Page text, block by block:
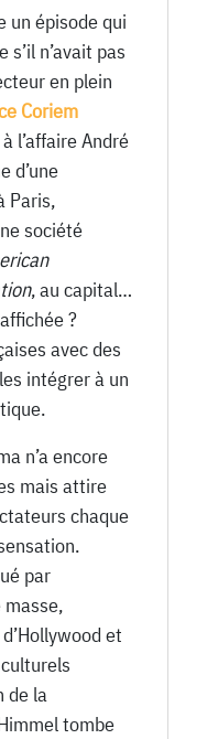
épisode qui
n’avait pas
en plein
Coriem
l’affaire André
d’une
Paris,
société
, au capital…
?
avec des
intégrer à un
n’a encore
mais attire
chaque
par
masse,
et
de la
tombe